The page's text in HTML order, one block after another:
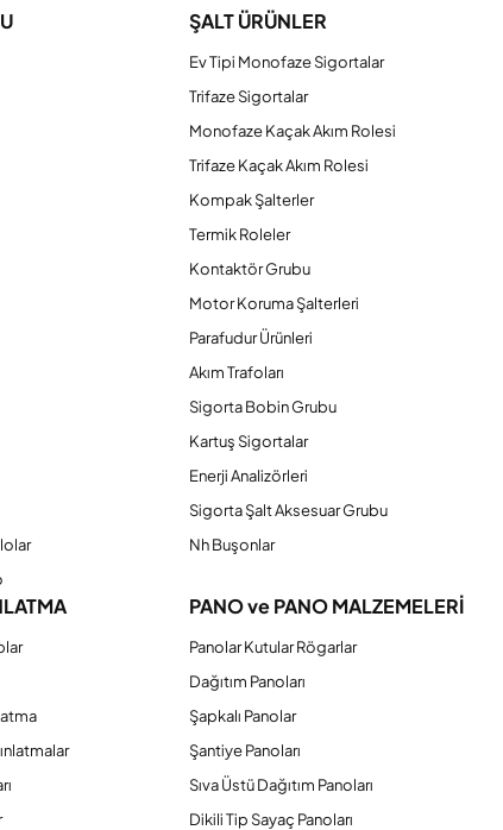
ŞALT ÜRÜNLER
Ev Tipi Monofaze Sigortalar
Trifaze Sigortalar
Monofaze Kaçak Akım Rolesi
Trifaze Kaçak Akım Rolesi
Kompak Şalterler
Termik Roleler
Kontaktör Grubu
Motor Koruma Şalterleri
Parafudur Ürünleri
Akım Trafoları
Sigorta Bobin Grubu
Kartuş Sigortalar
Enerji Analizörleri
Sigorta Şalt Aksesuar Grubu
Nh Buşonlar
PANO ve PANO MALZEMELERİ
Panolar Kutular Rögarlar
Dağıtım Panoları
Şapkalı Panolar
Şantiye Panoları
Sıva Üstü Dağıtım Panoları
Dikili Tip Sayaç Panoları